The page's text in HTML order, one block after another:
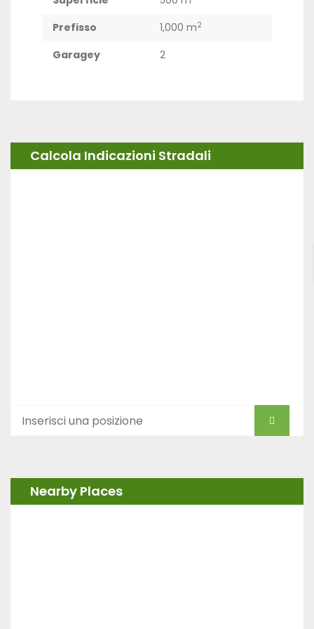
Prefisso 1,000 m2
Garagey 2
Calcola Indicazioni Stradali
Nearby Places